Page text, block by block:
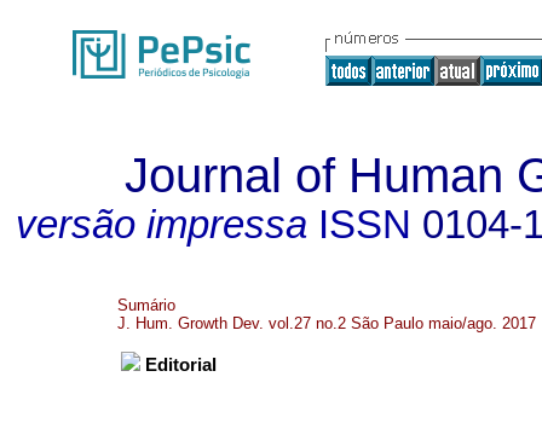
Journal of Human
versão impressa ISSN 0104-
Sumário
J. Hum. Growth Dev. vol.27 no.2 São Paulo maio/ago. 2017
Editorial